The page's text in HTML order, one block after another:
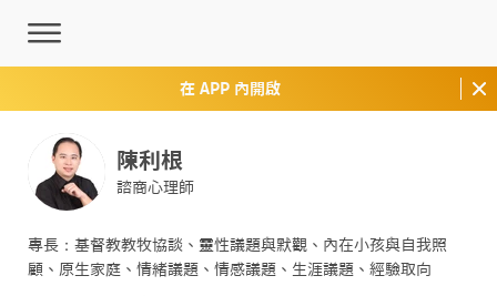
在 APP 內開啟
陳利根
諮商心理師
專長：基督教教牧協談、靈性議題與默觀、內在小孩與自我照
顧、原生家庭、情緒議題、情感議題、生涯議題、經驗取向